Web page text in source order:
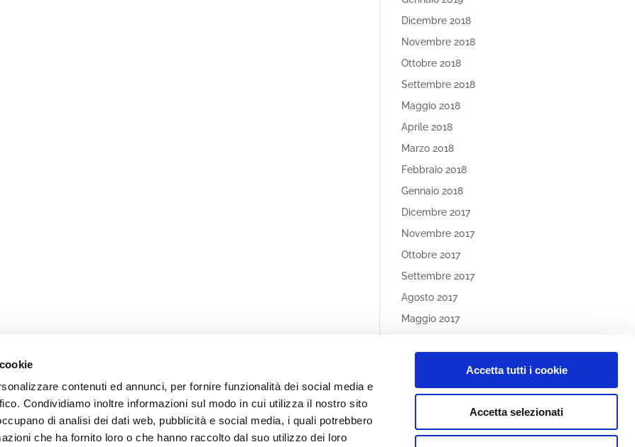
contenuti ed annunci, per fornire funzionalità dei social media e
Condividiamo inoltre informazioni sul modo in cui utilizza il nostro sito
di analisi dei dati web, pubblicità e social media, i quali potrebbero
che ha fornito loro o che hanno raccolto dal suo utilizzo dei loro
Accetta tutti i cookie
Accetta selezionati
Dicembre 2018
Novembre 2018
Ottobre 2018
Settembre 2018
Maggio 2018
Aprile 2018
Marzo 2018
Febbraio 2018
Gennaio 2018
Dicembre 2017
Novembre 2017
Ottobre 2017
Settembre 2017
Agosto 2017
Maggio 2017
Categories
Nessuna categoria